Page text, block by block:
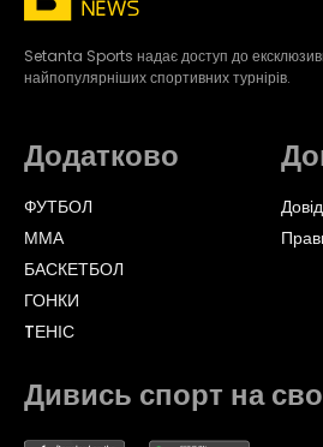
Setanta Sports надає доступ до
найпопулярніших спортивних турнірів.
Додатково
ФУТБОЛ
ММА
БАСКЕТБОЛ
ГОНКИ
TЕНІС
Дивись спорт на